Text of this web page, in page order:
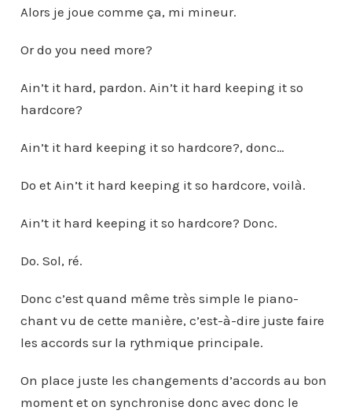
Alors je joue comme ça, mi mineur.
Or do you need more?
Ain’t it hard, pardon. Ain’t it hard keeping it so
hardcore?
Ain’t it hard keeping it so hardcore?, donc…
Do et Ain’t it hard keeping it so hardcore, voilà.
Ain’t it hard keeping it so hardcore? Donc.
Do. Sol, ré.
Donc c’est quand même très simple le piano-
chant vu de cette manière, c’est-à-dire juste faire
les accords sur la rythmique principale.
On place juste les changements d’accords au bon
moment et on synchronise donc avec donc le